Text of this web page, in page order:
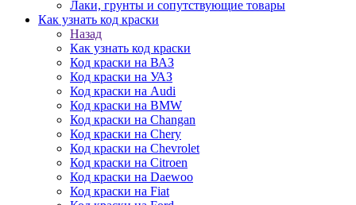
Лаки, грунты и сопутствующие товары
Как узнать код краски
Назад
Как узнать код краски
Код краски на ВАЗ
Код краски на УАЗ
Код краски на Audi
Код краски на BMW
Код краски на Changan
Код краски на Chery
Код краски на Chevrolet
Код краски на Citroen
Код краски на Daewoo
Код краски на Fiat